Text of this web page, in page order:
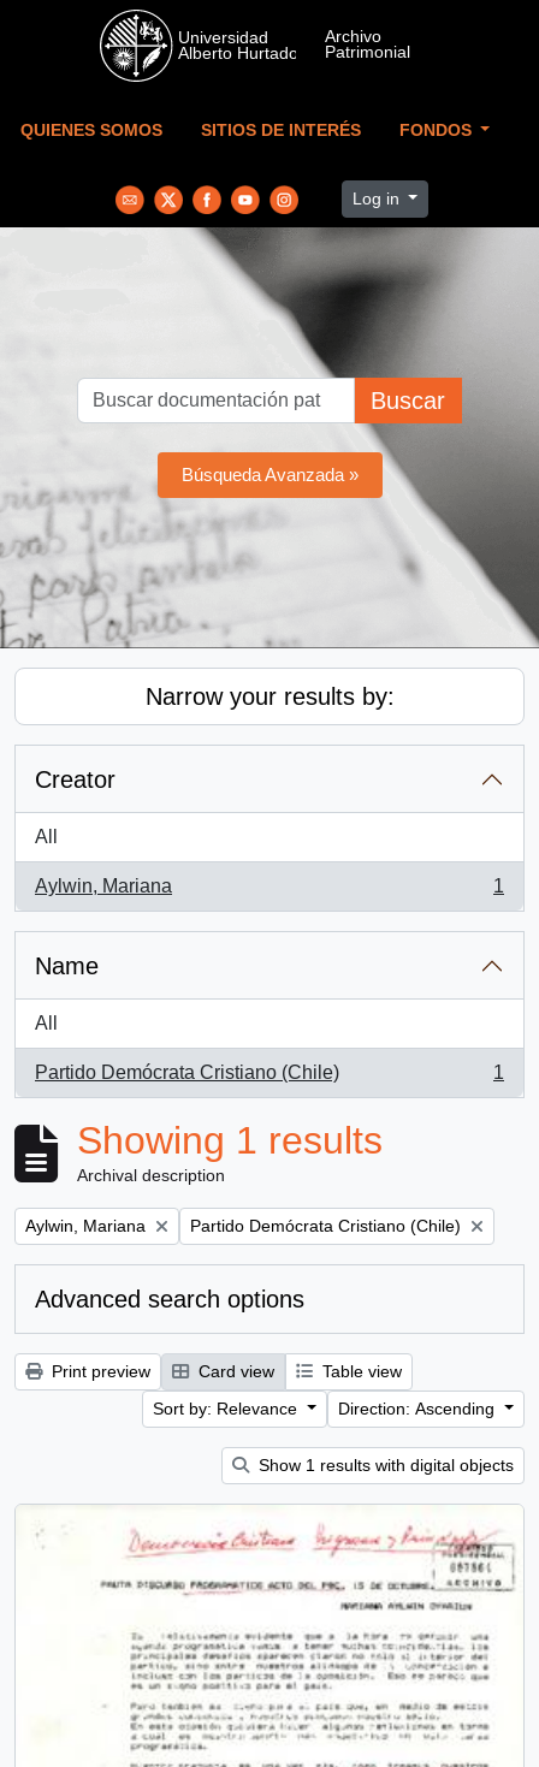
Skip to main content
QUIENES SOMOS SITIOS DE INTERÉS FONDOS
Log in
Buscar
Búsqueda Avanzada »
Narrow your results by:
Creator
All
Aylwin, Mariana
, 1 results
1
Name
All
Partido Demócrata Cristiano (Chile)
, 1 results
1
Showing 1 results
Archival description
Remove filter:
Aylwin, Mariana Remove filter:
Partido Demócrata Cristiano (Chile)
Advanced search options
Print preview Card view
Table view
Sort by: Relevance
Direction: Ascending
Show 1 results with digital objects